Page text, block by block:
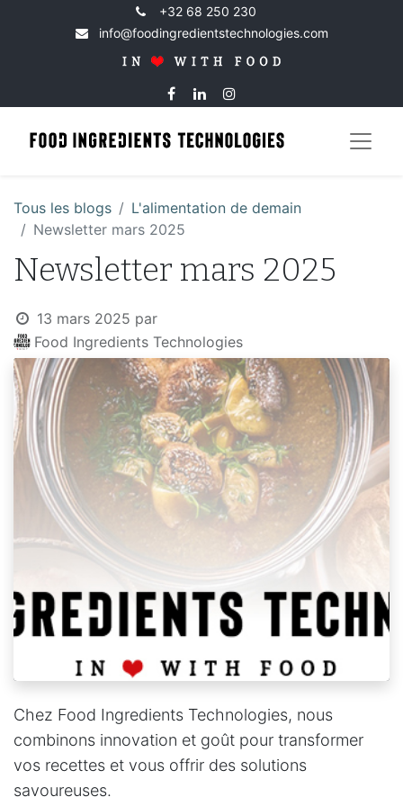
+32 68 250 230
info@foodingredientstechnologies.com
Tous les blogs
​L'alimentation de demain
Newsletter mars 2025
Newsletter mars 2025
13 mars 2025 par
Food Ingredients Technologies
Chez Food Ingredients Technologies, nous
combinons innovation et goût pour transformer
vos recettes et vous offrir des solutions
savoureuses.